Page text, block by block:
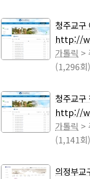
청주교구
http://
가톨릭 >
(1,296회)
청주교구
http://
가톨릭 >
(1,141회)
의정부교